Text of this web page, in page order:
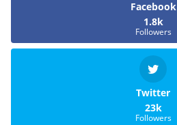
Facebook
1.8k
Followers
Twitter
23k
Followers